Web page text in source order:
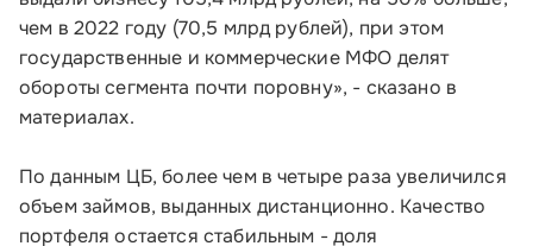
чем в 2022 году (70,5 млрд рублей), при этом
государственные и коммерческие МФО делят
обороты сегмента почти поровну», - сказано в
материалах.
По данным ЦБ, более чем в четыре раза увеличился
объем займов, выданных дистанционно. Качество
портфеля остается стабильным - доля